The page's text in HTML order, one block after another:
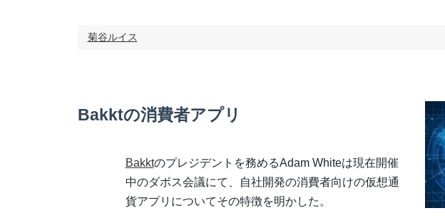
菊谷ルイス
Bakktの消費者アプリ
Bakktのプレジデントを務めるAdam Whiteは現在開催
中のダボス会議にて、自社開発の消費者向けの仮想通
貨アプリについてその特徴を明かした。